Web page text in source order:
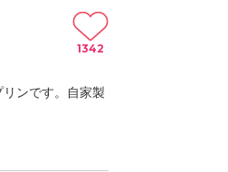
ンです。自家製
1342